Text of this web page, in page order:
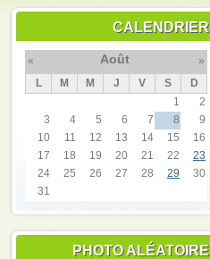
CALENDRIER
« Août
»
L
M M J V S
D
1
2
3
4 5 6 7 8
9
10
11 12 13 14 15
16
17
18 19 20 21 22
23
24
25 26 27 28 29
30
31
PHOTO ALÉATOIRE